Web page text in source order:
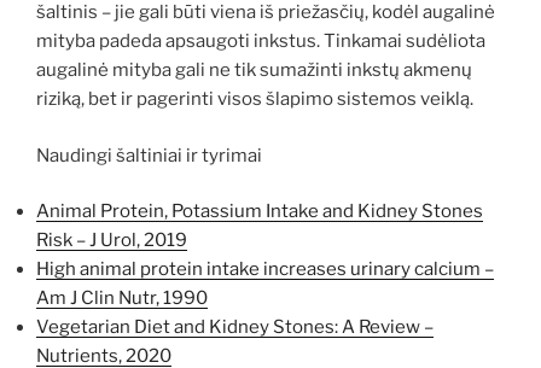
šaltinis – jie gali būti viena iš priežasčių, kodėl augalinė
mityba padeda apsaugoti inkstus. Tinkamai sudėliota
augalinė mityba gali ne tik sumažinti inkstų akmenų
riziką, bet ir pagerinti visos šlapimo sistemos veiklą.
Naudingi šaltiniai ir tyrimai
Animal Protein, Potassium Intake and Kidney Stones
Risk – J Urol, 2019
High animal protein intake increases urinary calcium –
Am J Clin Nutr, 1990
Vegetarian Diet and Kidney Stones: A Review –
Nutrients, 2020